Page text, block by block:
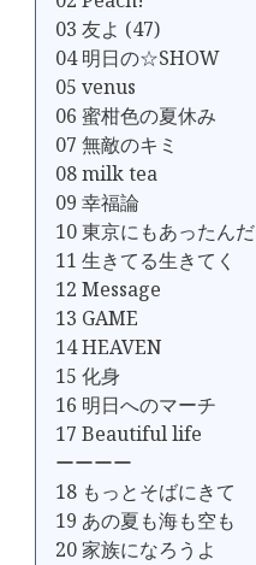
03 友よ (47)
04 明日の☆SHOW
05 venus
06 蜜柑色の夏休み
07 無敵のキミ
08 milk tea
09 幸福論
10 東京にもあったんだ
11 生きてる生きてく
12 Message
13 GAME
14 HEAVEN
15 化身
16 明日へのマーチ
17 Beautiful life
ーーーー
18 もっとそばにきて
19 あの夏も海も空も
20 家族になろうよ